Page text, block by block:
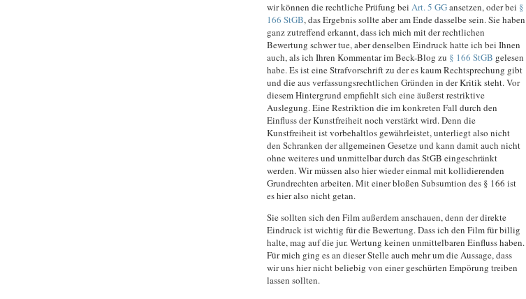
wir können die rechtliche Prüfung bei Art. 5 GGansetzen, oder bei §
166 StGB, das Ergebnis sollte aber am Ende dasselbe sein. Sie haben
ganz zutreffend erkannt, dass ich mich mit der rechtlichen
Bewertung schwer tue, aber denselben Eindruck hatte ich bei Ihnen
auch, als ich Ihren Kommentar im Beck-Blog zu § 166 StGB gelesen
habe. Es ist eine Strafvorschrift zu der es kaum Rechtsprechung gibt
und die aus verfassungsrechtlichen Gründen in der Kritik steht. Vor
diesem Hintergrund empfiehlt sich eine äußerst restriktive
Auslegung. Eine Restriktion die im konkreten Fall durch den
Einfluss der Kunstfreiheit noch verstärkt wird. Denn die
Kunstfreiheit ist vorbehaltlos gewährleistet, unterliegt also nicht
den Schranken der allgemeinen Gesetze und kann damit auch nicht
ohne weiteres und unmittelbar durch das StGB eingeschränkt
werden. Wir müssen also hier wieder einmal mit kollidierenden
Grundrechten arbeiten. Mit einer bloßen Subsumtion des § 166 ist
es hier also nicht getan.
Sie sollten sich den Film außerdem anschauen, denn der direkte
Eindruck ist wichtig für die Bewertung. Dass ich den Film für billig
halte, mag auf die jur. Wertung keinen unmittelbaren Einfluss haben.
Für mich ging es an dieser Stelle auch mehr um die Aussage, dass
wir uns hier nicht beliebig von einer geschürten Empörung treiben
lassen sollten.